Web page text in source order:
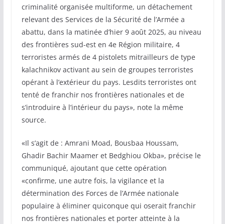
criminalité organisée multiforme, un détachement
relevant des Services de la Sécurité de l’Armée a
abattu, dans la matinée d’hier 9 août 2025, au niveau
des frontières sud-est en 4e Région militaire, 4
terroristes armés de 4 pistolets mitrailleurs de type
kalachnikov activant au sein de groupes terroristes
opérant à l’extérieur du pays. Lesdits terroristes ont
tenté de franchir nos frontières nationales et de
s’introduire à l’intérieur du pays», note la même
source.
«Il s’agit de : Amrani Moad, Bousbaa Houssam,
Ghadir Bachir Maamer et Bedghiou Okba», précise le
communiqué, ajoutant que cette opération
«confirme, une autre fois, la vigilance et la
détermination des Forces de l’Armée nationale
populaire à éliminer quiconque qui oserait franchir
nos frontières nationales et porter atteinte à la